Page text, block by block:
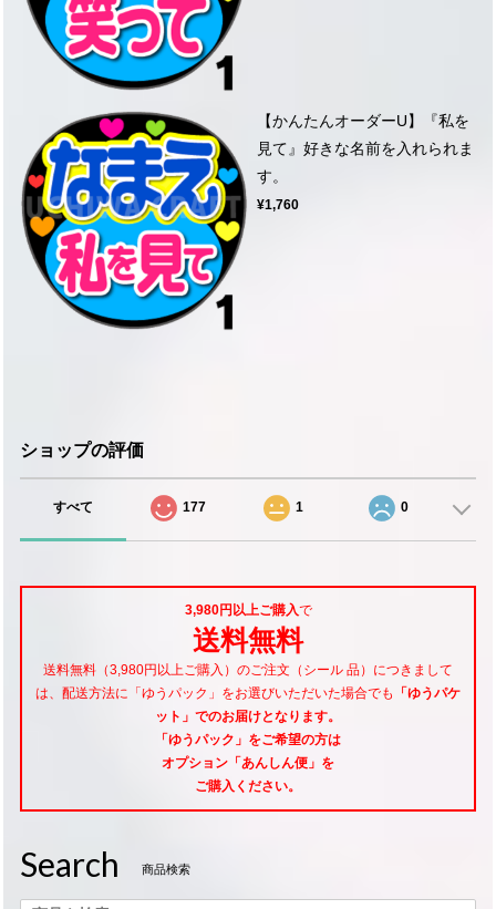
【かんたんオーダーU】『私を
見て』好きな名前を入れられま
す。
¥1,760
ショップの評価
すべて 177 1 0
3,980円以上ご購入で
送料無料
送料無料（3,980円以上ご購入）のご注文（シール 品）につきまして
は、配送方法に「ゆうパック」をお選びいただいた場合でも
「ゆうパケ
ット」でのお届けとなります。
「ゆうパック」をご希望の方は
オプション「あんしん便」 を
ご購入ください。
Search 商品検索